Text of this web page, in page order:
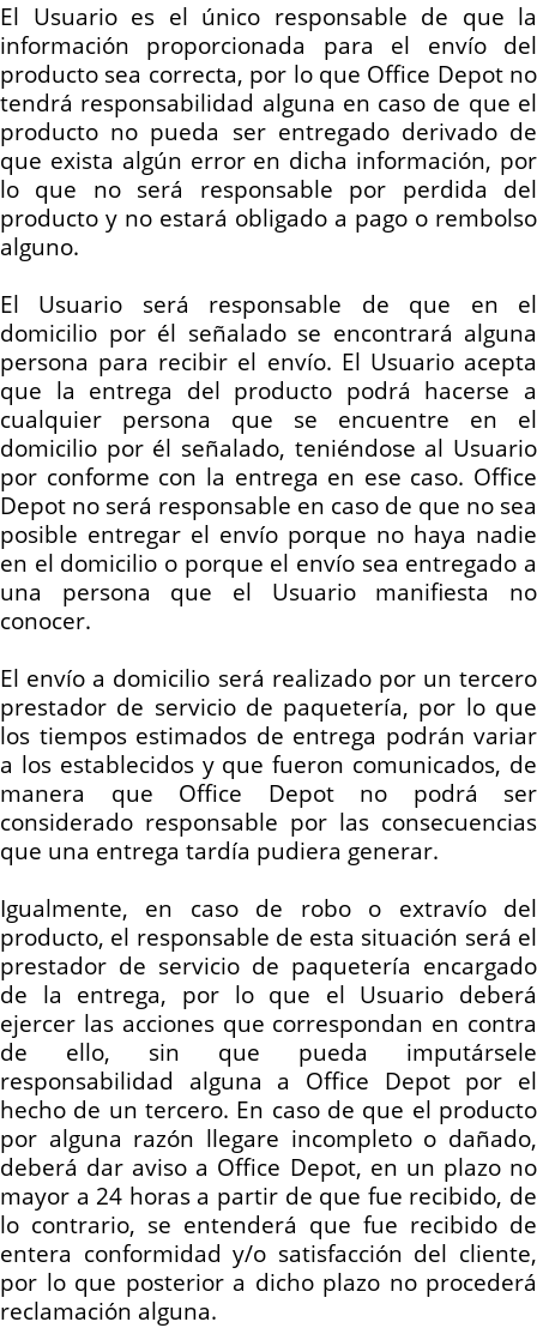
El Usuario es el único responsable de que la
información proporcionada para el envío del
producto sea correcta, por lo que Office Depot no
tendrá responsabilidad alguna en caso de que el
producto no pueda ser entregado derivado de
que exista algún error en dicha información, por
lo que no será responsable por perdida del
producto y no estará obligado a pago o rembolso
alguno.
El Usuario será responsable de que en el
domicilio por él señalado se encontrará alguna
persona para recibir el envío. El Usuario acepta
que la entrega del producto podrá hacerse a
cualquier persona que se encuentre en el
domicilio por él señalado, teniéndose al Usuario
por conforme con la entrega en ese caso. Office
Depot no será responsable en caso de que no sea
posible entregar el envío porque no haya nadie
en el domicilio o porque el envío sea entregado a
una persona que el Usuario manifiesta no
conocer.
El envío a domicilio será realizado por un tercero
prestador de servicio de paquetería, por lo que
los tiempos estimados de entrega podrán variar
a los establecidos y que fueron comunicados, de
manera que Office Depot no podrá ser
considerado responsable por las consecuencias
que una entrega tardía pudiera generar.
Igualmente, en caso de robo o extravío del
producto, el responsable de esta situación será el
prestador de servicio de paquetería encargado
de la entrega, por lo que el Usuario deberá
ejercer las acciones que correspondan en contra
de ello, sin que pueda imputársele
responsabilidad alguna a Office Depot por el
hecho de un tercero. En caso de que el producto
por alguna razón llegare incompleto o dañado,
deberá dar aviso a Office Depot, en un plazo no
mayor a 24 horas a partir de que fue recibido, de
lo contrario, se entenderá que fue recibido de
entera conformidad y/o satisfacción del cliente,
por lo que posterior a dicho plazo no procederá
reclamación alguna.